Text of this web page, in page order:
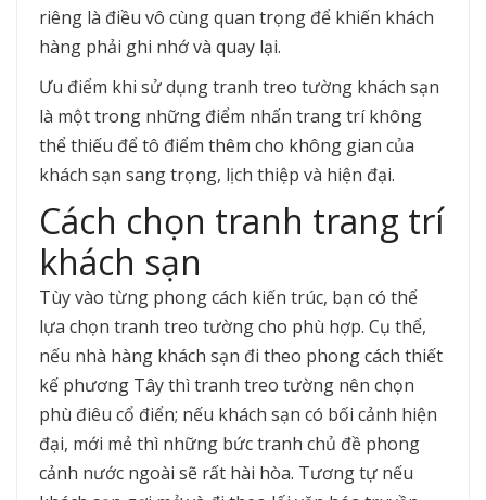
riêng là điều vô cùng quan trọng để khiến khách
hàng phải ghi nhớ và quay lại.
Ưu điểm khi sử dụng tranh treo tường khách sạn
là một trong những điểm nhấn trang trí không
thể thiếu để tô điểm thêm cho không gian của
khách sạn sang trọng, lịch thiệp và hiện đại.
Cách chọn tranh trang trí
khách sạn
Tùy vào từng phong cách kiến trúc, bạn có thể
lựa chọn tranh treo tường cho phù hợp. Cụ thể,
nếu nhà hàng khách sạn đi theo phong cách thiết
kế phương Tây thì tranh treo tường nên chọn
phù điêu cổ điển; nếu khách sạn có bối cảnh hiện
đại, mới mẻ thì những bức tranh chủ đề phong
cảnh nước ngoài sẽ rất hài hòa. Tương tự nếu